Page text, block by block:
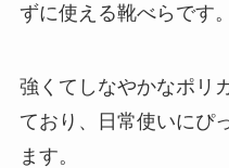
ずに使える靴べらです。
強くてしなやかなポリ
ており、日常使いにぴ
ます。